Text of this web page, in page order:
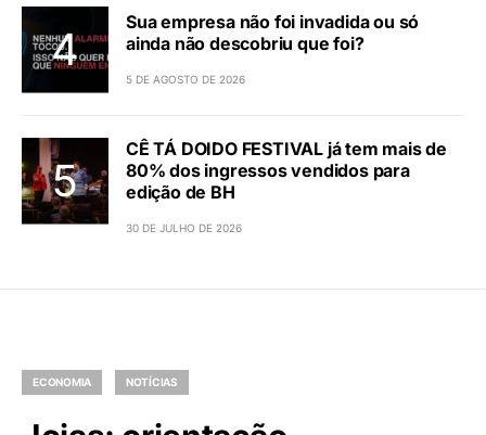
Sua empresa não foi invadida ou só
ainda não descobriu que foi?
5 DE AGOSTO DE 2026
CÊ TÁ DOIDO FESTIVAL já tem mais de
80% dos ingressos vendidos para
edição de BH
30 DE JULHO DE 2026
ECONOMIA NOTÍCIAS